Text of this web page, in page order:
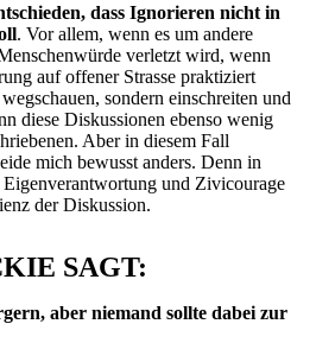
dass Ignorieren nicht in
. Vor allem, wenn es um andere
verletzt wird, wenn
auf offener Strasse praktiziert
sondern einschreiten und
diese Diskussionen ebenso wenig
Aber in diesem Fall
mich bewusst anders. Denn in
und Zivicourage
der Diskussion.
SAGT:
aber niemand sollte dabei zur